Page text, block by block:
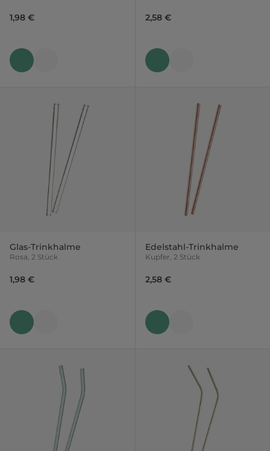
1,98 € 2,58 €
Glas-Trinkhalme
Rosa, 2 Stück
1,98 €
Edelstahl-Trinkhalme
Kupfer, 2 Stück
2,58 €